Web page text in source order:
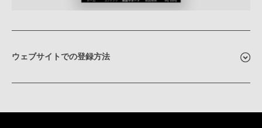
ウェブサイトでの登録方法